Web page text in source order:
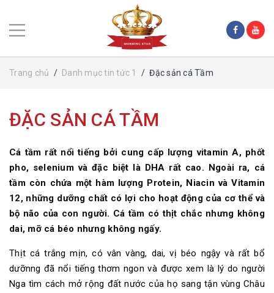
Trang chủ / Danh mục tin tức 1 / Đặc sản cá Tầm
ĐẶC SẢN CÁ TẦM
Cá tầm rất nổi tiếng bởi cung cấp lượng vitamin A, phốt
pho, selenium và đặc biệt là DHA rất cao. Ngoài ra, cá
tầm còn chứa một hàm lượng Protein, Niacin và Vitamin
12, những dưỡng chất có lợi cho hoạt động của cơ thể và
bộ não của con người. Cá tầm có thịt chắc nhưng không
dai, mỡ cá béo nhưng không ngấy.
Thịt cá trắng mịn, có vân vàng, dai, vị béo ngậy và rất bổ
dưỡnng đã nổi tiếng thơm ngon và được xem là lý do người
Nga tìm cách mở rộng đất nước của họ sang tận vùng Châu